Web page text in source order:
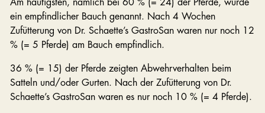
Am häufigsten, nämlich bei 60 % (= 24) der Pferde, wurde
ein empfindlicher Bauch genannt. Nach 4 Wochen
Zufütterung von Dr. Schaette’s GastroSan waren nur noch 12
% (= 5 Pferde) am Bauch empfindlich.
36 % (= 15) der Pferde zeigten Abwehrverhalten beim
Satteln und/oder Gurten. Nach der Zufütterung von Dr.
Schaette’s GastroSan waren es nur noch 10 % (= 4 Pferde).